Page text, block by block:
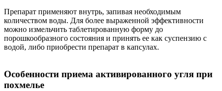
Препарат применяют внутрь, запивая необходимым
количеством воды. Для более выраженной эффективности
можно измельчить таблетированную форму до
порошкообразного состояния и принять ее как суспензию с
водой, либо приобрести препарат в капсулах.
Особенности приема активированного угля при
похмелье